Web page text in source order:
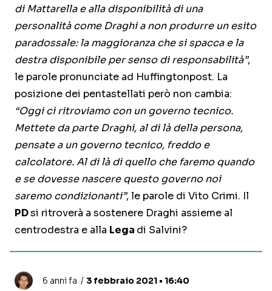
di Mattarella e alla disponibilità di una
personalità come Draghi a non produrre un esito
paradossale: la maggioranza che si spacca e la
destra disponibile per senso di responsabilità”,
le parole pronunciate ad Huffingtonpost. La
posizione dei pentastellati però non cambia:
“Oggi ci ritroviamo con un governo tecnico.
Mettete da parte Draghi, al di là della persona,
pensate a un governo tecnico, freddo e
calcolatore. Al di là di quello che faremo quando
e se dovesse nascere questo governo noi
saremo condizionanti”, le parole di Vito Crimi. Il
PDsi ritroverà a sostenere Draghi assieme al
centrodestra e alla Lega di Salvini?
6 anni fa 3 febbraio 2021 • 16:40